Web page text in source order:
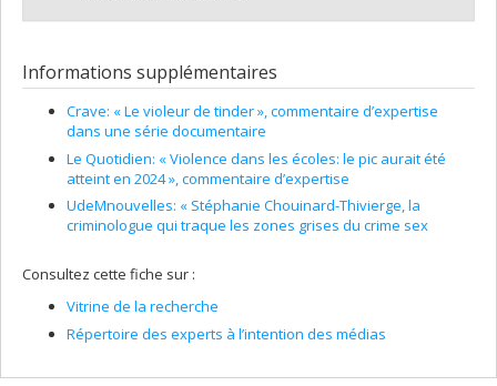
Informations supplémentaires
Crave: « Le violeur de tinder », commentaire d’expertise
dans une série documentaire
Le Quotidien: « Violence dans les écoles: le pic aurait été
atteint en 2024 », commentaire d’expertise
UdeMnouvelles: « Stéphanie Chouinard-Thivierge, la
criminologue qui traque les zones grises du crime sex
Consultez cette fiche sur :
Vitrine de la recherche
Répertoire des experts à l’intention des médias